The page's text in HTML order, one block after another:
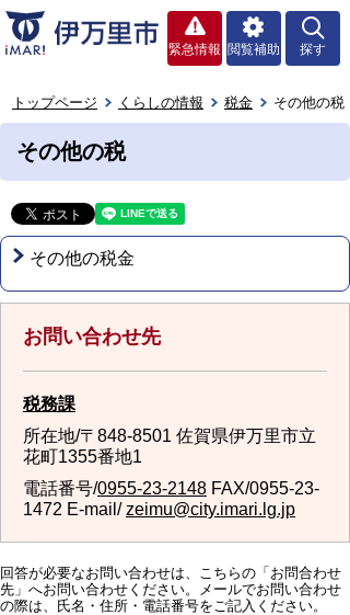
緊急情報 閲覧補助 探す
トップページ くらしの情報 税金 その他の税
その他の税
その他の税金
お問い合わせ先
税務課
所在地/〒848-8501 佐賀県伊万里市立
花町1355番地1
電話番号/0955-23-2148 FAX/0955-23-
1472 E-mail/zeimu@city.imari.lg.jp
回答が必要なお問い合わせは、こちらの「お問合わせ
先」へお問い合わせください。メールでお問い合わせ
の際は、氏名・住所・電話番号をご記入ください。